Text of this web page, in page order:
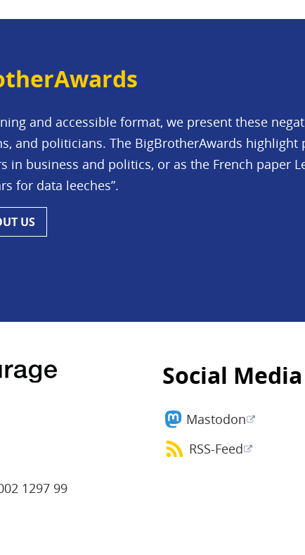
and accessible format, we present these
and politicians. The BigBrotherAwards highlight
in business and politics, or as the French paper
for data leeches”.
US
1297 99
Social
Mastodon
RSS-Feed